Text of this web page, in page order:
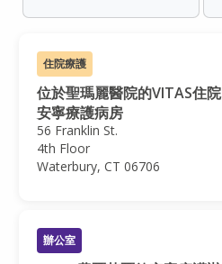
住院療護
位於聖瑪麗醫院的VITAS住院
安寧療護病房
56 Franklin St.
4th Floor
Waterbury, CT 06706
辦公室